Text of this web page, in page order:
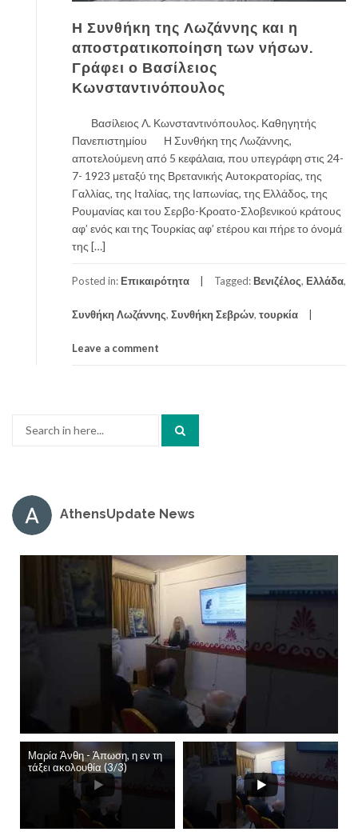
Η Συνθήκη της Λωζάννης και η
αποστρατικοποίηση των νήσων.
Γράφει ο Βασίλειος
Κωνσταντινόπουλος
Βασίλειος Λ. Κωνσταντινόπουλος. Καθηγητής
Πανεπιστημίου Η Συνθήκη της Λωζάννης,
αποτελούμενη από 5 κεφάλαια, που υπεγράφη στις 24-
7- 1923 μεταξύ της Βρετανικής Αυτοκρατορίας, της
Γαλλίας, της Ιταλίας, της Ιαπωνίας, της Ελλάδος, της
Ρουμανίας και του Σερβο-Κροατο-Σλοβενικού κράτους
αφ’ ενός και της Τουρκίας αφ’ ετέρου και πήρε το όνομά
της […]
Posted in: Επικαιρότητα Tagged: Βενιζέλος, Ελλάδα,
Συνθήκη Λωζάννης, Συνθήκη Σεβρών, τουρκία
Leave a comment
AthensUpdate News
Μαρία Άνθη - Άπωση, η εν τη
τάξει ακολουθία (3/3)